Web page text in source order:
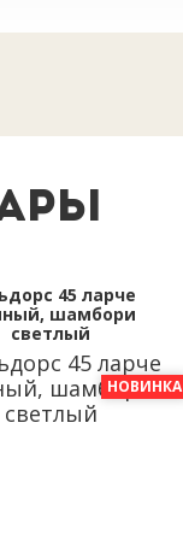
45 ларче
шамбори
светлый
НОВИНКА